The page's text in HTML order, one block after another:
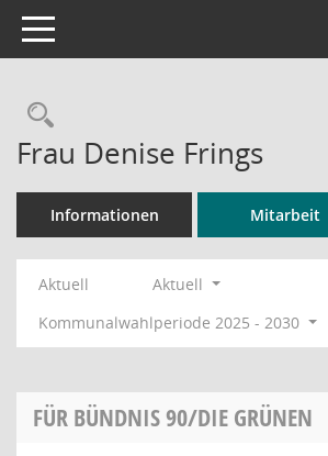
Toggle navigation
Rechercheauswahl
Frau Denise Frings
Informationen Mitarbeit
Aktuell
Aktuell
Kommunalwahlperiode 2025 - 2030
FÜR BÜNDNIS 90/DIE GRÜNEN